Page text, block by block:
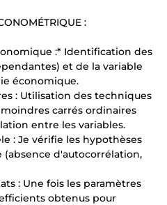
:
:* Identification des
et de la variable
économique.
: Utilisation des techniques
carrés ordinaires
entre les variables.
: Je vérifie les hypothèses
d'autocorrélation,
: Une fois les paramètres
obtenus pour